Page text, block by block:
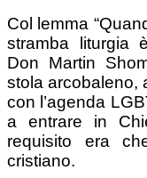
Col lemma
stramba liturgia
Don Martin
stola arcobaleno,
con l’agenda
a entrare in
requisito era
cristiano.